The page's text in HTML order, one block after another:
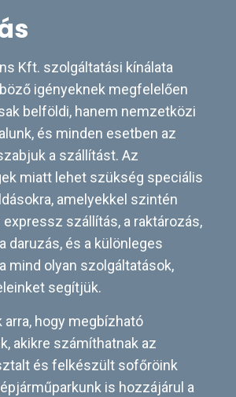
Kft. szolgáltatási kínálata
igényeknek megfelelően
belföldi, hanem nemzetközi
és minden esetben az
a szállítást. Az
miatt lehet szükség speciális
amelyekkel szintén
szállítás, a raktározás,
daruzás, és a különleges
mind olyan szolgáltatások,
segítjük.
arra, hogy megbízható
akikre számíthatnak az
és felkészült sofőröink
is hozzájárul a